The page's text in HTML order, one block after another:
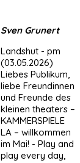
Sven Grunert
Landshut - pm
(03.05.2026)
Liebes Publikum,
liebe Freundinnen
und Freunde des
kleinen theaters –
KAMMERSPIELE
LA – willkommen
im Mai! - Play and
play every day,